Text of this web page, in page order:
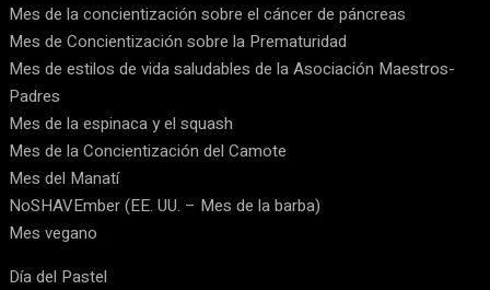
Mes de la concientización sobre el cáncer de páncreas
Mes de Concientización sobre la Prematuridad
Mes de estilos de vida saludables de la Asociación Maestros-
Padres
Mes de la espinaca y el squash
Mes de la Concientización del Camote
Mes del Manatí
NoSHAVEmber (EE. UU. – Mes de la barba)
Mes vegano
Día del Pastel